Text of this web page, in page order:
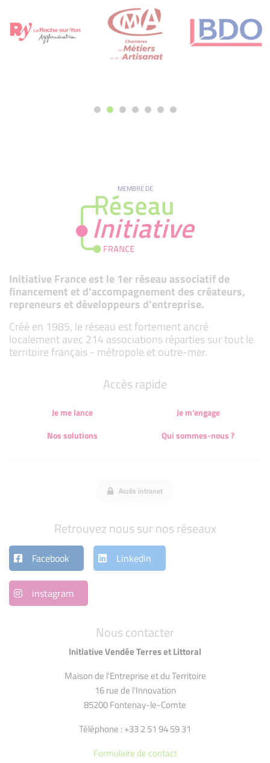
MEMBRE DE
Initiative France est le 1er réseau associatif de
financement et d’accompagnement des créateurs,
repreneurs et développeurs d’entreprise.
Créé en 1985, le réseau est fortement ancré
localement avec 214 associations réparties sur tout le
territoire français - métropole et outre-mer.
Nous contacter
Initiative Vendée Terres et Littoral
Maison de l'Entreprise et du Territoire
16 rue de l'Innovation
85200 Fontenay-le-Comte
Téléphone : +33 2 51 94 59 31
Formulaire de contact
Accès rapide
Je me lance
Je m'engage
Nos solutions
Qui sommes-nous ?
Accès intranet
Retrouvez nous sur nos réseaux
Facebook Linkedin
instagram